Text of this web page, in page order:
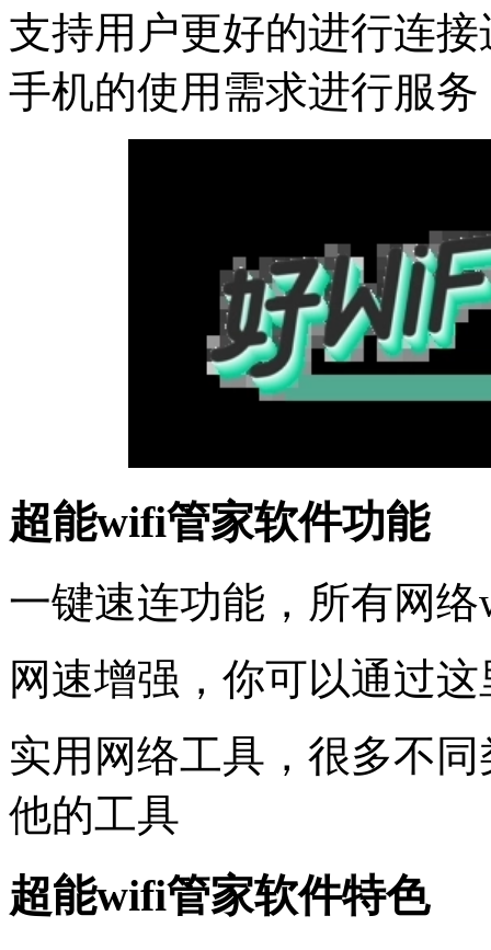
支持用户更好的进行连
手机的使用需求进行服
超能wifi管家软件功能
一键速连功能，所有网
网速增强，你可以通过
实用网络工具，很多不
他的工具
超能wifi管家软件特色